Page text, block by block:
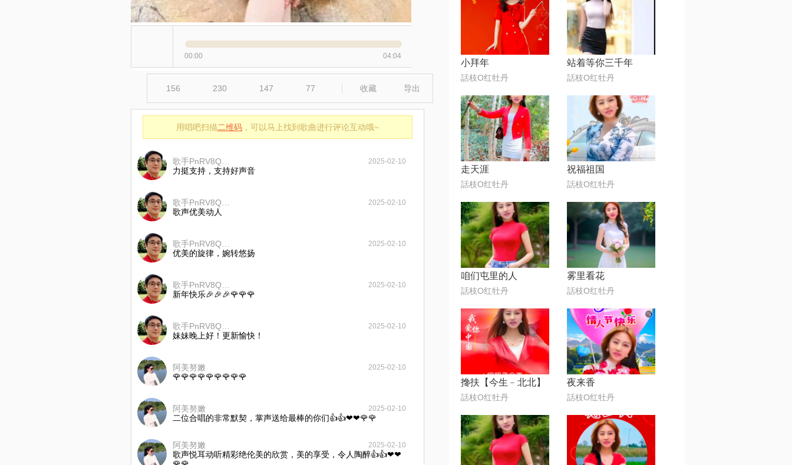
00:00 04:04
156 230 147 77 收藏 导出
用唱吧扫描二维码 ，可以马上找到歌曲进行评论互动哦~
2025-02-10
力挺支持，支持好声音
2025-02-10
歌声优美动人
2025-02-10
优美的旋律，婉转悠扬
2025-02-10
新年快乐🎉🎉🎉🌹🌹🌹
2025-02-10
妹妹晚上好！更新愉快！
阿美努嫩 2025-02-10
🌹🌹🌹🌹🌹🌹🌹🌹🌹
阿美努嫩 2025-02-10
二位合唱的非常默契，掌声送给最棒的你们👍👍❤❤🌹🌹
阿美努嫩 2025-02-10
歌声悦耳动听精彩绝伦美的欣赏，美的享受，令人陶醉👍👍❤❤
小拜年
話枝O红牡丹
站着等你三千年
話枝O红牡丹
走天涯
話枝O红牡丹
祝福祖国
話枝O红牡丹
咱们屯里的人
話枝O红牡丹
雾里看花
話枝O红牡丹
搀扶【今生﹣北北】
話枝O红牡丹
夜来香
話枝O红牡丹